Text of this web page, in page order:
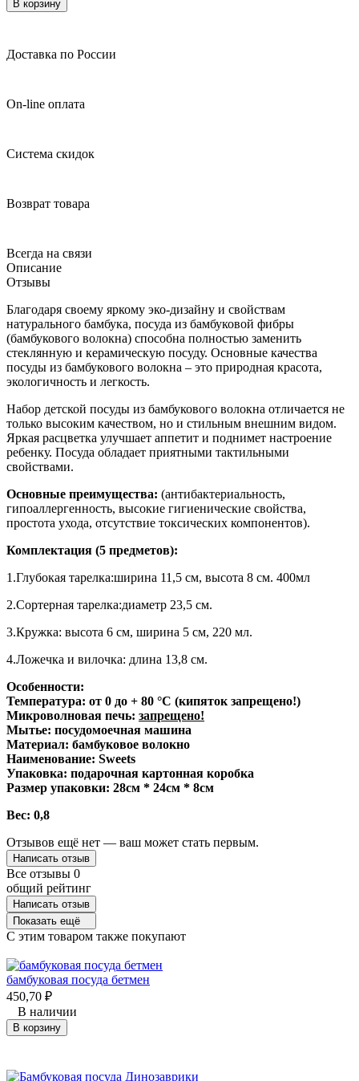
В корзину
Доставка по России
On-line оплата
Система скидок
Возврат товара
Всегда на связи
Описание
Отзывы
Благодаря своему яркому эко-дизайну и свойствам
натурального бамбука, посуда из бамбуковой фибры
(бамбукового волокна) способна полностью заменить
стеклянную и керамическую посуду. Основные качества
посуды из бамбукового волокна – это природная красота,
экологичность и легкость.
Набор детской посуды из бамбукового волокна отличается не
только высоким качеством, но и стильным внешним видом.
Яркая расцветка улучшает аппетит и поднимет настроение
ребенку. Посуда обладает приятными тактильными
свойствами.
Основные преимущества: (антибактериальность,
гипоаллергенность, высокие гигиенические свойства,
простота ухода, отсутствие токсических компонентов).
Комплектация (5 предметов):
1.Глубокая тарелка:ширина 11,5 см, высота 8 см. 400мл
2.Сортерная тарелка:диаметр 23,5 см.
3.Кружка: высота 6 см, ширина 5 см, 220 мл.
4.Ложечка и вилочка: длина 13,8 см.
Особенности:
Температура: от 0 до + 80 °С (кипяток запрещено!)
Микроволновая печь: запрещено!
Мытье: посудомоечная машина
Материал: бамбуковое волокно
Наименование: Sweets
Упаковка: подарочная картонная коробка
Размер упаковки: 28см * 24см * 8см
Вес: 0,8
Отзывов ещё нет — ваш может стать первым.
Написать отзыв
Все отзывы 0
общий рейтинг
Написать отзыв
Показать ещё
C этим товаром также покупают
бамбуковая посуда бетмен
450,70 ₽
В наличии
В корзину